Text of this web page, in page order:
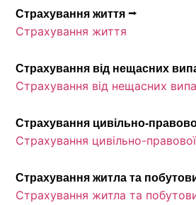
Страхування життя ⭢
Страхування життя
Страхування від нещасних
Страхування від нещасних
Страхування цивільно-
Страхування цивільно-правової
Страхування житла та
Страхування житла та